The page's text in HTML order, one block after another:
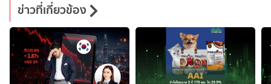
ข่าวที่เกี่ยวข้อง